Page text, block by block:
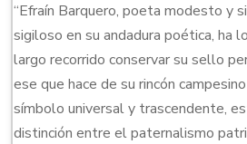
“Efraín Barquero, poeta modesto y
sigiloso en su andadura poética, ha
largo recorrido conservar su sello
ese que hace de su rincón
símbolo universal y trascendente,
distinción entre el paternalismo